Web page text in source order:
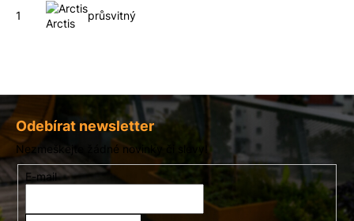
1
Arctis
průsvitný
Z
á
p
a
t
í
Odebírat newsletter
Nezmeškejte žádné novinky či slevy!
E-mail